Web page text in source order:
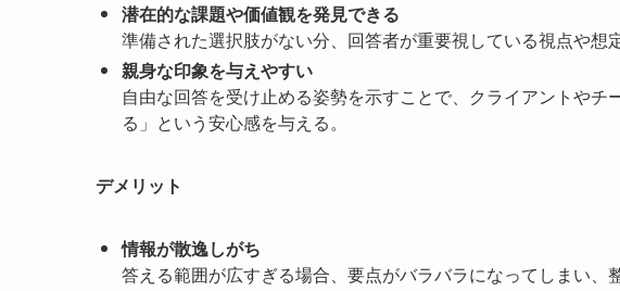
潜在的な課題や価値観を発見できる
準備された選択肢がない分、回答者が重要視している視点や想
親身な印象を与えやすい
自由な回答を受け止める姿勢を示すことで、クライアントや
る」という安心感を与える。
デメリット
情報が散逸しがち
答える範囲が広すぎる場合、要点がバラバラになってしまい、